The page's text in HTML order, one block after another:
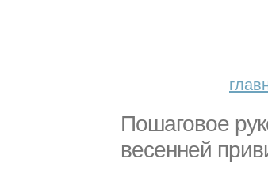
Пошаговое
весенней